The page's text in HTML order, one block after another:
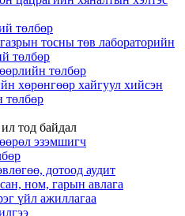
төлбөр
тосны төв лабораторийн
төлбөр
төлбөр
хөрөнгөөр хайгуул хийсэн
төлбөр
тод байдал
эзэмшигч
дотоод аудит
ном, гарын авлага
үйл ажиллагаа